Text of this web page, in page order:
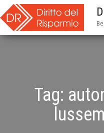
Tag: